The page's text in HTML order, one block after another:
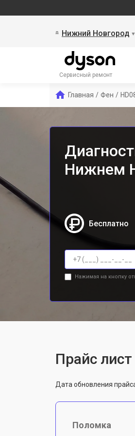
Нижний Новгород ▼
Сервисный ремонт
Главная / Фен /
Нижнем
Бесплатно
Нажимая на кнопку
Прайс
Дата обновления
Поломка